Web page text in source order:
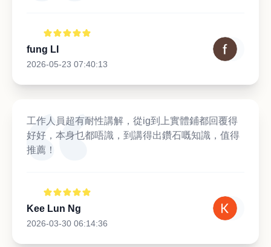
fung LI
2026-05-23 07:40:13
工作人員超有耐性講解，從ig到上實體鋪都回覆得
好好，本身乜都唔識，到講得出鑽石嘅知識，值得
推薦！
Kee Lun Ng
2026-03-30 06:14:36